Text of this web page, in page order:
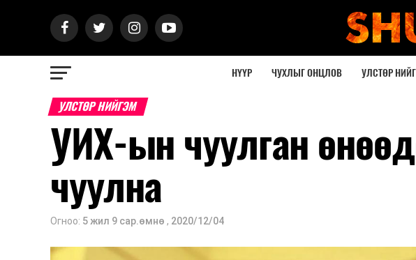
НҮҮР ЧУХЛЫГ ОНЦЛОВ УЛСТӨР
УЛСТӨР НИЙГЭМ
УИХ-ын чуулган
чуулна
Огноо: 5 жил 9 сар.өмнө , 2020/12/04